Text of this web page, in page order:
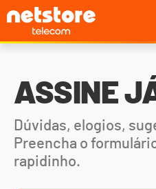
ASSINE
Dúvidas, elogios,
Preencha o
rapidinho.